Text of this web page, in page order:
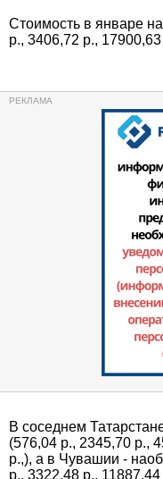
Стоимость в январе
р., 3406,72 р.,
В соседнем
(576,04 р., 2345,70 р.,
р.,), а в Чувашии -
р., 3322,48 р.,